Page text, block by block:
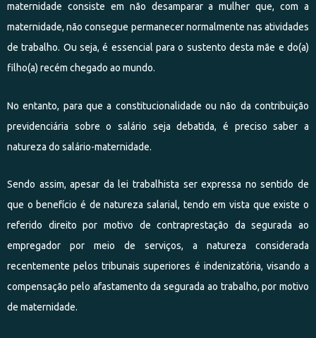
maternidade consiste em não desamparar a mulher que, com a
maternidade, não consegue permanecer normalmente nas atividades
de trabalho. Ou seja, é essencial para o sustento desta mãe e do(a)
filho(a) recém chegado ao mundo.
No entanto, para que a constitucionalidade ou não da contribuição
previdenciária sobre o salário seja debatida, é preciso saber a
natureza do salário-maternidade.
Sendo assim, apesar da lei trabalhista ser expressa no sentido de
que o benefício é de natureza salarial, tendo em vista que existe o
referido direito por motivo de contraprestação da segurada ao
empregador por meio de serviços, a natureza considerada
recentemente pelos tribunais superiores é indenizatória, visando a
compensação pelo afastamento da segurada ao trabalho, por motivo
de maternidade.